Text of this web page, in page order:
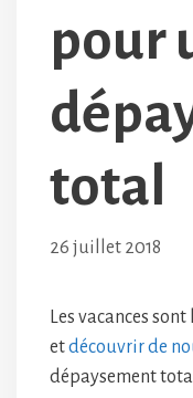
pour
total
26 juillet 2018
Les vacances
etdécouvrir de
dépaysement